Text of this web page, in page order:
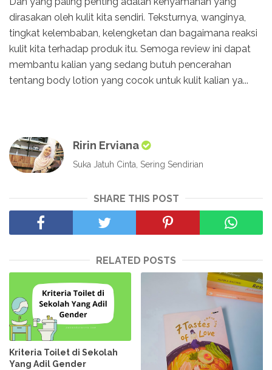
dirasakan oleh kulit kita sendiri. Teksturnya, wanginya,
tingkat kelembaban, kelengketan dan bagaimana reaksi
kulit kita terhadap produk itu. Semoga review ini dapat
membantu kalian yang sedang butuh pencerahan
tentang body lotion yang cocok untuk kulit kalian ya...
Ririn Erviana
Suka Jatuh Cinta, Sering Sendirian
SHARE THIS POST
RELATED POSTS
Kriteria Toilet di Sekolah
Yang Adil Gender